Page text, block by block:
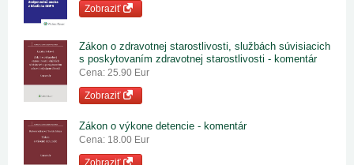
Zobraziť
Zákon o zdravotnej starostlivosti, službách súvisiacich
s poskytovaním zdravotnej starostlivosti - komentár
Cena: 25.90 Eur
Zobraziť
Zákon o výkone detencie - komentár
Cena: 18.00 Eur
Zobraziť